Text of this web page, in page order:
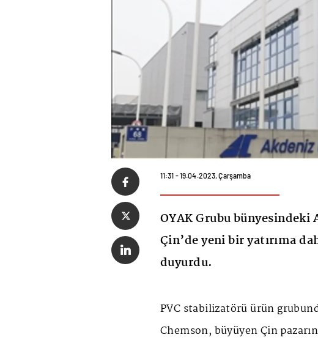
11:31 - 19.04.2023, Çarşamba
OYAK Grubu bünyesindeki
Çin’de yeni bir yatırıma
duyurdu.
PVC stabilizatörü ürün
Chemson, büyüyen Çin